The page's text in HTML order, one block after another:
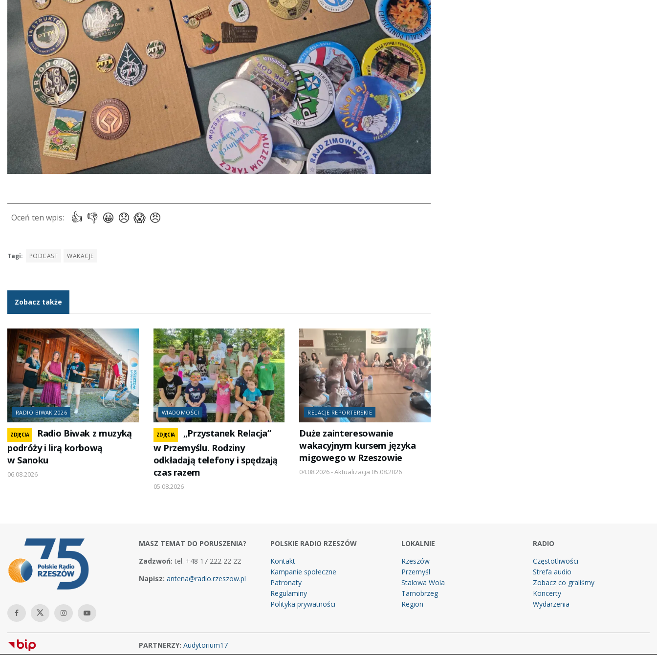
Tagi: PODCAST WAKACJE
Zobacz także
RADIO BIWAK 2026
ZDJĘCIA
Radio Biwak z muzyką
podróży i lirą korbową
w Sanoku
06.08.2026
WIADOMOŚCI
ZDJĘCIA
„Przystanek Relacja”
w Przemyślu. Rodziny
odkładają telefony i spędzają
czas razem
05.08.2026
RELACJE REPORTERSKIE
Duże zainteresowanie
wakacyjnym kursem języka
migowego w Rzeszowie
04.08.2026 - Aktualizacja 05.08.2026
MASZ TEMAT DO PORUSZENIA?
Zadzwoń: tel. +48 17 222 22 22
Napisz: antena@radio.rzeszow.pl
POLSKIE RADIO RZESZÓW
Kontakt
Kampanie społeczne
Patronaty
Regulaminy
Polityka prywatności
LOKALNIE
Rzeszów
Przemyśl
Stalowa Wola
Tarnobrzeg
Region
RADIO
Częstotliwości
Strefa audio
Zobacz co graliśmy
Koncerty
Wydarzenia
PARTNERZY: Audytorium17